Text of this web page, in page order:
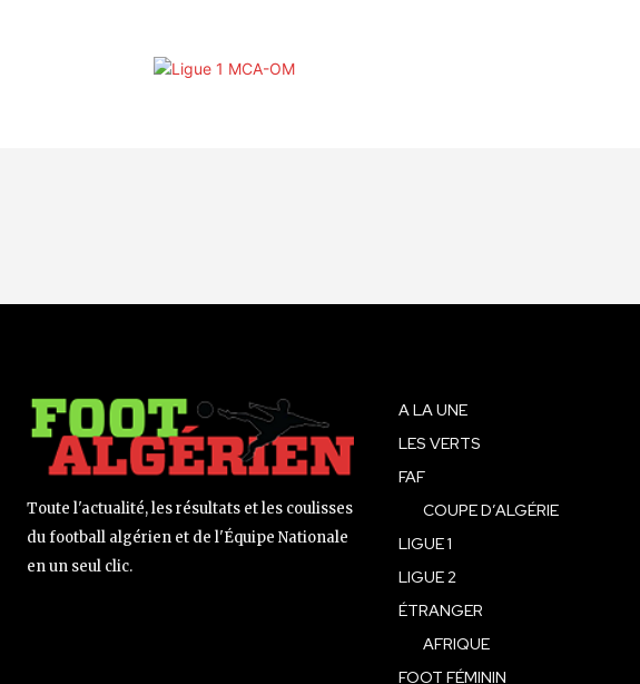
Toute l'actualité, les résultats et les coulisses
du football algérien et de l'Équipe Nationale
en un seul clic.
A LA UNE
LES VERTS
FAF
COUPE D’ALGÉRIE
LIGUE 1
LIGUE 2
ÉTRANGER
AFRIQUE
FOOT FÉMININ